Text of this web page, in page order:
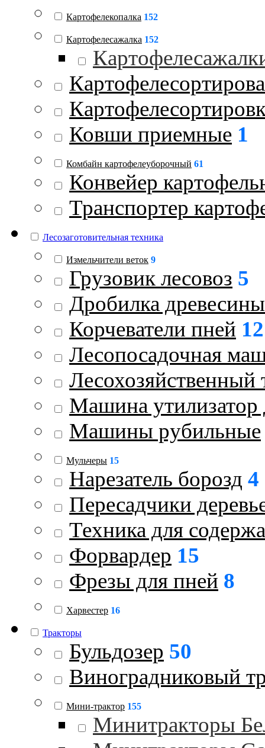
Картофелекопалка 152
Картофелесажалка 152
Ковши приемные 1
Комбайн картофелеуборочный 61
Конвейер
Транспортер
Лесозаготовительная техника
Измельчители веток 9
Грузовик лесовоз 5
Дробилка древесины
Корчеватели пней 12
Лесопосадочная
Лесохозяйственный
Машина утилизатор
Машины рубильные
Мульчеры 15
Нарезатель борозд 4
Пересадчики
Техника для
Форвардер 15
Фрезы для пней 8
Харвестер 16
Тракторы
Бульдозер 50
Виноградниковый
Мини-трактор 155
Минитракторы